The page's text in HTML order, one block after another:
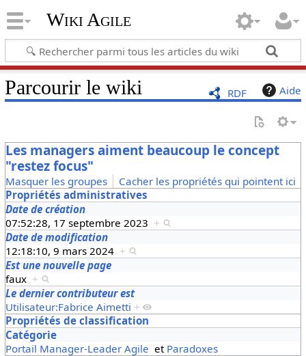
Wiki Agile
RDF Aide
Parcourir le wiki
Les managers aiment beaucoup le concept
"restez focus"
Masquer les groupes
Cacher les propriétés qui pointent ici
Propriétés administratives
Date de création
07:52:28, 17 septembre 2023 +
Date de modification
12:18:10, 9 mars 2024 +
Est une nouvelle page
faux +
Le dernier contributeur est
Utilisateur:Fabrice Aimetti +
Propriétés de classification
Catégorie
Portail Manager-Leader Agile et Paradoxes